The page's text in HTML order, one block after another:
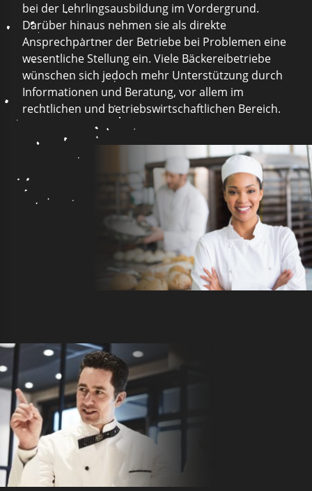
bei der Lehrlingsausbildung im Vordergrund.
Darüber hinaus nehmen sie als direkte
Ansprechpartner der Betriebe bei Problemen eine
wesentliche Stellung ein. Viele Bäckereibetriebe
wünschen sich jedoch mehr Unterstützung durch
Informationen und Beratung, vor allem im
rechtlichen und betriebswirtschaftlichen Bereich.